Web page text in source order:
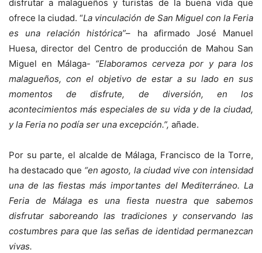
disfrutar a malagueños y turistas de la buena vida que
ofrece la ciudad. “La vinculación de San Miguel con la Feria
es una relación histórica”– ha afirmado José Manuel
Huesa, director del Centro de producción de Mahou San
Miguel en Málaga- “Elaboramos cerveza por y para los
malagueños, con el objetivo de estar a su lado en sus
momentos de disfrute, de diversión, en los
acontecimientos más especiales de su vida y de la ciudad,
y la Feria no podía ser una excepción.”, añade.
Por su parte, el alcalde de Málaga, Francisco de la Torre,
ha destacado que “en agosto, la ciudad vive con intensidad
una de las fiestas más importantes del Mediterráneo. La
Feria de Málaga es una fiesta nuestra que sabemos
disfrutar saboreando las tradiciones y conservando las
costumbres para que las señas de identidad permanezcan
vivas.